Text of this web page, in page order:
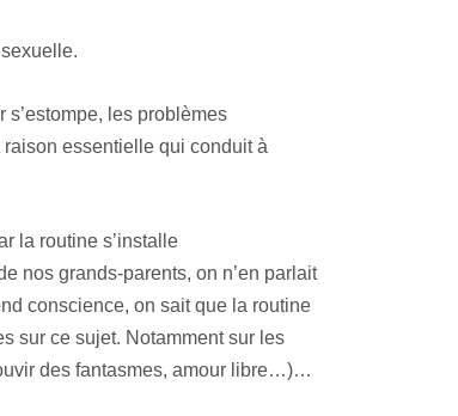
les problèmes
essentielle qui conduit à
la routine s’installe
nos grands-parents, on n’en parlait
conscience, on sait que la routine
sur ce sujet. Notamment sur les
des fantasmes, amour libre…)…